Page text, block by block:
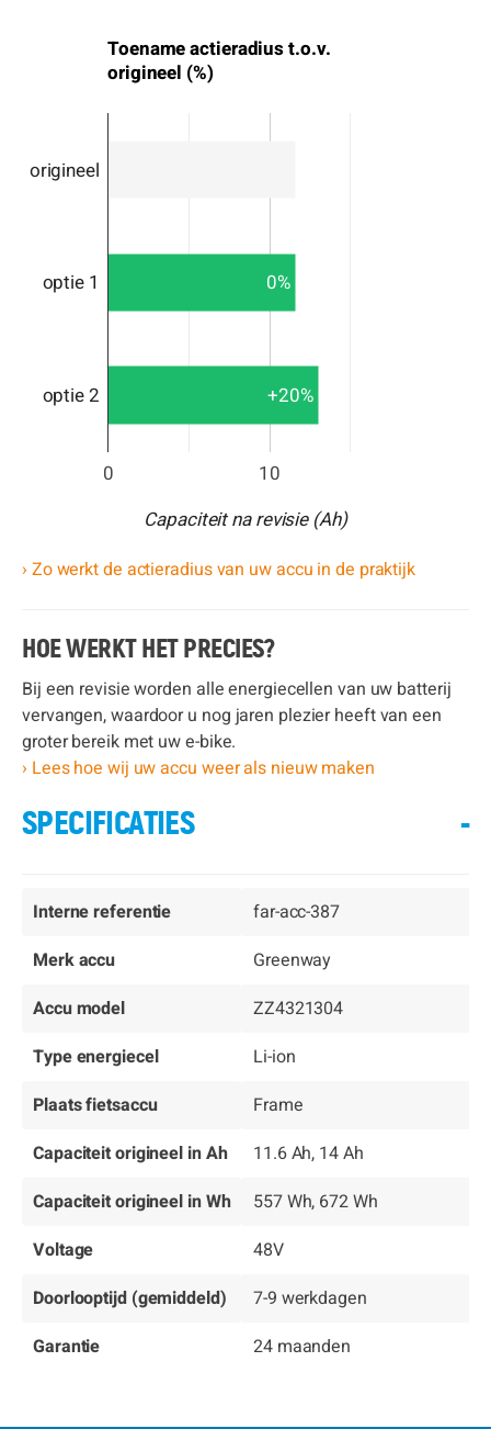
Toename actieradius t.o.v.
origineel (%)
0 10
origineel
optie 1
optie 2
0%
+20%
Capaciteit na revisie (Ah)
› Zo werkt de actieradius van uw accu in de praktijk
HOE WERKT HET PRECIES?
Bij een revisie worden alle energiecellen van uw batterij
vervangen, waardoor u nog jaren plezier heeft van een
groter bereik met uw e-bike.
› Lees hoe wij uw accu weer als nieuw maken
SPECIFICATIES -
Interne referentie
far-acc-387
Merk accu
Greenway
Accu model
ZZ4321304
Type energiecel
Li-ion
Plaats fietsaccu
Frame
Capaciteit origineel in Ah
11.6 Ah, 14 Ah
Capaciteit origineel in Wh
557 Wh, 672 Wh
Voltage
48V
Doorlooptijd (gemiddeld)
7-9 werkdagen
Garantie
24 maanden